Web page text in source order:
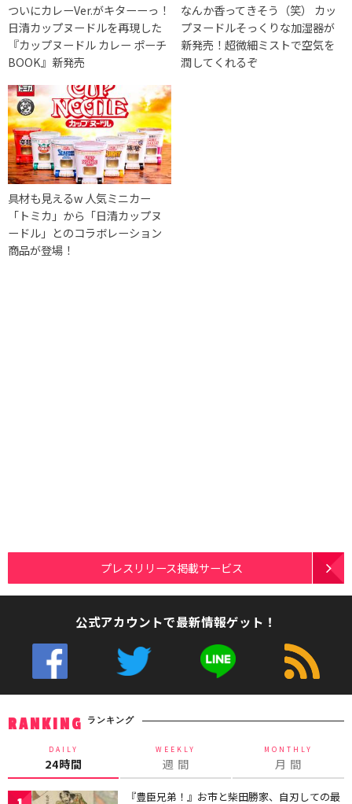
ついにカレーVer.がキターーっ！
日清カップヌードルを再現した
『カップヌードル カレー ポーチ
BOOK』新発売
なんか香ってきそう（笑） カッ
プヌードルそっくりな加湿器が
新発売！超微細ミストで空気を
潤してくれるぞ
具材も見えるw 人気ミニカー
「トミカ」から「日清カップヌ
ードル」とのコラボレーション
商品が登場！
プレスリリース掲載サービス
公式アカウントで最新情報ゲット！
RANKING ランキング
DAILY
24時間
WEEKLY
週 間
MONTHLY
月 間
『豊臣兄弟！』お市と柴田勝家、自刃しての最